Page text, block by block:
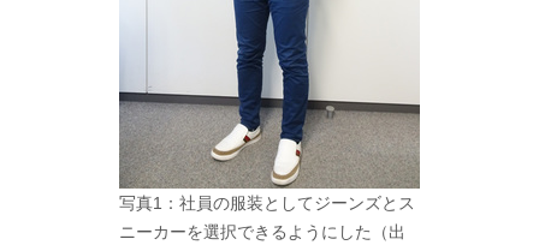
写真1：社員の服装としてジーンズとス
ニーカーを選択できるようにした（出